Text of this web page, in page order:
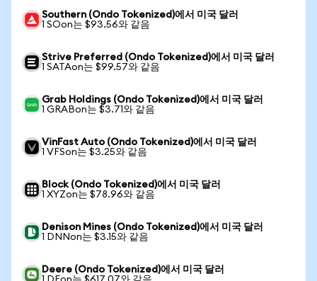
Southern (Ondo Tokenized)에서 미국 달러
1 SOon는 $93.56와 같음
Strive Preferred (Ondo Tokenized)에서 미국 달러
1 SATAon는 $99.57와 같음
Grab Holdings (Ondo Tokenized)에서 미국 달러
1 GRABon는 $3.71와 같음
VinFast Auto (Ondo Tokenized)에서 미국 달러
1 VFSon는 $3.25와 같음
Block (Ondo Tokenized)에서 미국 달러
1 XYZon는 $78.96와 같음
Denison Mines (Ondo Tokenized)에서 미국 달러
1 DNNon는 $3.15와 같음
Deere (Ondo Tokenized)에서 미국 달러